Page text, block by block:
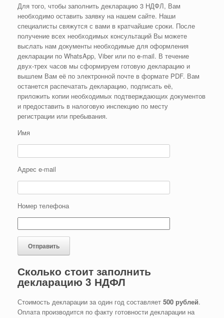
Для того, чтобы заполнить декларацию 3 НДФЛ, Вам
необходимо оставить заявку на нашем сайте. Наши
специалисты свяжутся с вами в кратчайшие сроки. После
получение всех необходимых консультаций Вы можете
выслать нам документы необходимые для оформления
декларации по WhatsApp, Viber или по e-mail. В течение
двух-трех часов мы сформируем готовую декларацию и
вышлем Вам её по электронной почте в формате PDF. Вам
останется распечатать декларацию, подписать её,
приложить копии необходимых подтверждающих документов
и предоставить в налоговую инспекцию по месту
регистрации или пребывания.
Имя
Адрес e-mail
Номер телефона
Сколько стоит заполнить
декларацию 3 НДФЛ
Стоимость декларации за один год составляет 500 рублей.
Оплата производится по факту готовности декларации на